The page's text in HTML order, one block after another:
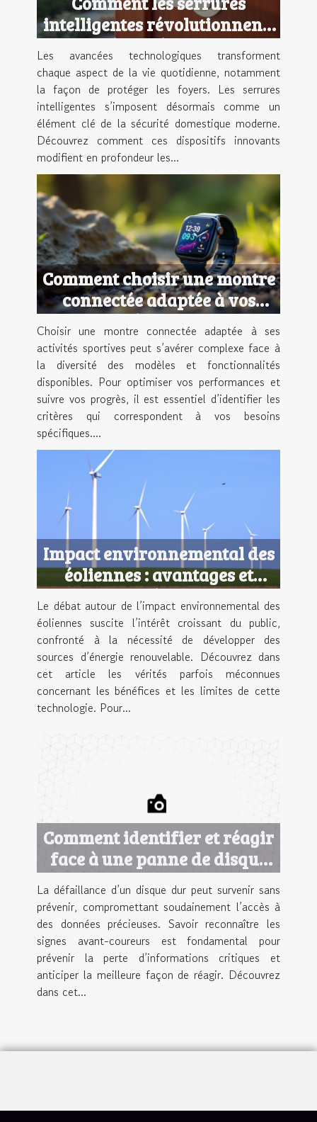
intelligentes révolutionnent-
elles la sécurité domestique ?
Les avancées technologiques transforment
chaque aspect de la vie quotidienne, notamment
la façon de protéger les foyers. Les serrures
intelligentes s’imposent désormais comme un
élément clé de la sécurité domestique moderne.
Découvrez comment ces dispositifs innovants
modifient en profondeur les...
Comment choisir une montre
connectée adaptée à vos
activités sportives ?
Choisir une montre connectée adaptée à ses
activités sportives peut s’avérer complexe face à
la diversité des modèles et fonctionnalités
disponibles. Pour optimiser vos performances et
suivre vos progrès, il est essentiel d’identifier les
critères qui correspondent à vos besoins
spécifiques....
Impact environnemental des
éoliennes : avantages et
inconvénients ?
Le débat autour de l’impact environnemental des
éoliennes suscite l’intérêt croissant du public,
confronté à la nécessité de développer des
sources d’énergie renouvelable. Découvrez dans
cet article les vérités parfois méconnues
concernant les bénéfices et les limites de cette
technologie. Pour...
Comment identifier et réagir
face à une panne de disque
dur ?
La défaillance d’un disque dur peut survenir sans
prévenir, compromettant soudainement l’accès à
des données précieuses. Savoir reconnaître les
signes avant-coureurs est fondamental pour
prévenir la perte d’informations critiques et
anticiper la meilleure façon de réagir. Découvrez
dans cet...